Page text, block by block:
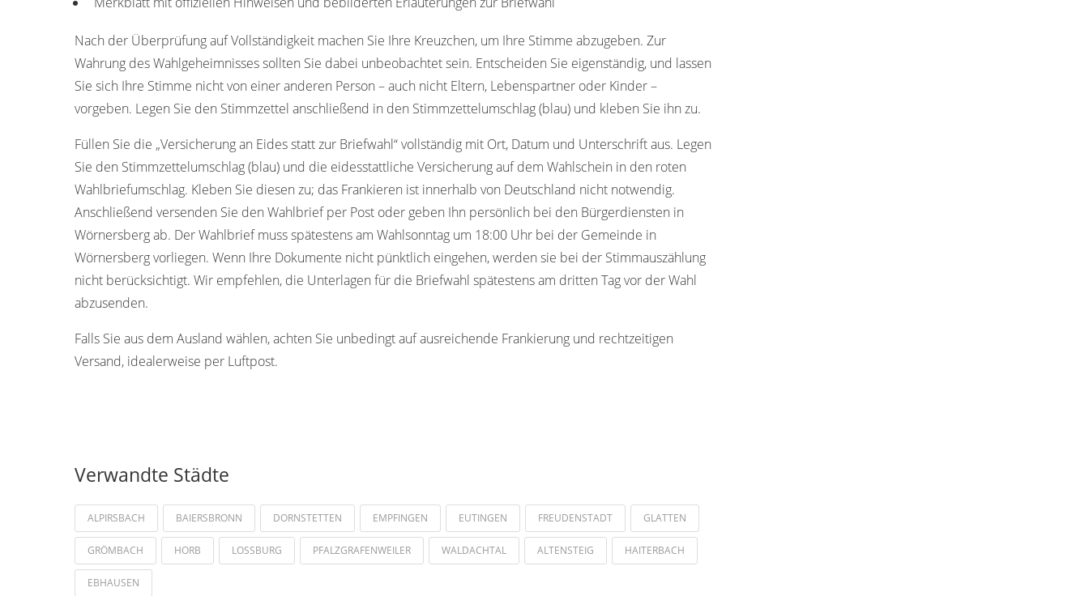
Nach der Überprüfung auf Vollständigkeit machen Sie Ihre Kreuzchen, um Ihre Stimme abzugeben. Zur
Wahrung des Wahlgeheimnisses sollten Sie dabei unbeobachtet sein. Entscheiden Sie eigenständig, und lassen
Sie sich Ihre Stimme nicht von einer anderen Person – auch nicht Eltern, Lebenspartner oder Kinder –
vorgeben. Legen Sie den Stimmzettel anschließend in den Stimmzettelumschlag (blau) und kleben Sie ihn zu.
Füllen Sie die „Versicherung an Eides statt zur Briefwahl“ vollständig mit Ort, Datum und Unterschrift aus. Legen
Sie den Stimmzettelumschlag (blau) und die eidesstattliche Versicherung auf dem Wahlschein in den roten
Wahlbriefumschlag. Kleben Sie diesen zu; das Frankieren ist innerhalb von Deutschland nicht notwendig.
Anschließend versenden Sie den Wahlbrief per Post oder geben Ihn persönlich bei den Bürgerdiensten in
Wörnersberg ab. Der Wahlbrief muss spätestens am Wahlsonntag um 18:00 Uhr bei der Gemeinde in
Wörnersberg vorliegen. Wenn Ihre Dokumente nicht pünktlich eingehen, werden sie bei der Stimmauszählung
nicht berücksichtigt. Wir empfehlen, die Unterlagen für die Briefwahl spätestens am dritten Tag vor der Wahl
abzusenden.
Falls Sie aus dem Ausland wählen, achten Sie unbedingt auf ausreichende Frankierung und rechtzeitigen
Versand, idealerweise per Luftpost.
Verwandte Städte
ALPIRSBACH BAIERSBRONN DORNSTETTEN EMPFINGEN EUTINGEN FREUDENSTADT GLATTEN
GRÖMBACH HORB LOSSBURG PFALZGRAFENWEILER WALDACHTAL ALTENSTEIG HAITERBACH
EBHAUSEN